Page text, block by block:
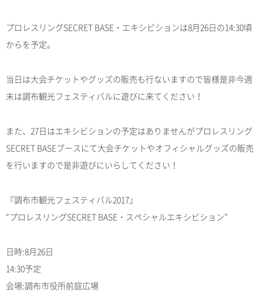
プロレスリングSECRET BASE・エキシビションは8月26日の14:30頃
からを予定。
当日は大会チケットやグッズの販売も行ないますので皆様是非今週
末は調布観光フェスティバルに遊びに来てください！
また、27日はエキシビションの予定はありませんがプロレスリング
SECRET BASEブースにて大会チケットやオフィシャルグッズの販売
を行いますので是非遊びにいらしてください！
『調布市観光フェスティバル2017』
“プロレスリングSECRET BASE・スペシャルエキシビション”
日時:8月26日
14:30予定
会場:調布市役所前庭広場